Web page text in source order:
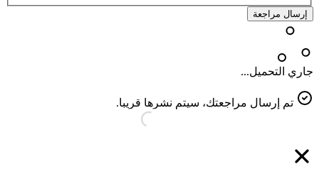
إرسال مراجعة
جاري التحميل...
تم إرسال مراجعتك، سيتم نشرها قريبا.